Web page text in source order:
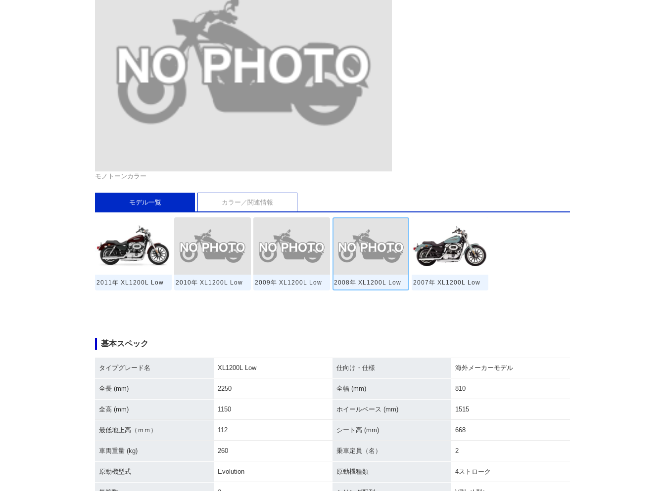
モノトーンカラー
モデル一覧 カラー／関連情報
2011年 XL1200L Low 2010年 XL1200L Low 2009年 XL1200L Low 2008年 XL1200L Low 2007年 XL1200L Low
基本スペック
タイプグレード名 XL1200L Low 仕向け・仕様 海外メーカーモデル
全長 (mm) 2250 全幅 (mm) 810
全高 (mm) 1150 ホイールベース (mm) 1515
最低地上高（ｍｍ） 112 シート高 (mm) 668
車両重量 (kg) 260 乗車定員（名） 2
原動機型式 Evolution 原動機種類 4ストローク